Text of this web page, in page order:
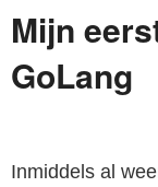
Mijn
GoLang
Inmiddels al